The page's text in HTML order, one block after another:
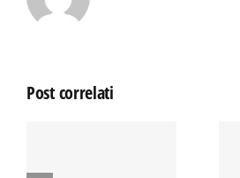
Post correlati